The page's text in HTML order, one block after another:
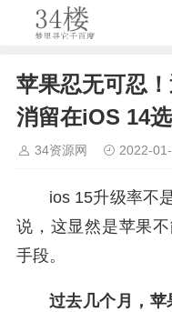
苹果忍无可忍
消留在iOS 14
34资源网 2022-
ios 15升级率不
说，这显然是苹果
手段。
过去几个月，